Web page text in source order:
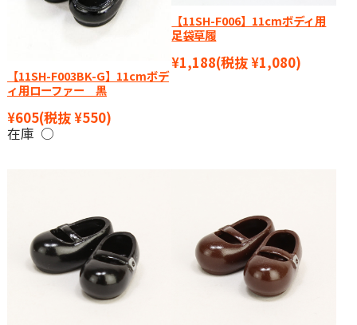
【11SH-F003BK-G】11cmボデ
ィ用ローファー 黒
¥605(税抜 ¥550)
在庫 ○
【11SH-F006】11cmボディ用
足袋草履
¥1,188(税抜 ¥1,080)